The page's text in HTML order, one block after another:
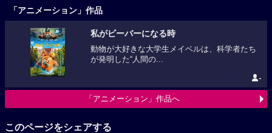
「アニメーション」作品
私がビーバーになる時
動物が大好きな大学生メイベルは、科学者たち
が発明した“人間の...
-
「アニメーション」作品へ
このページをシェアする